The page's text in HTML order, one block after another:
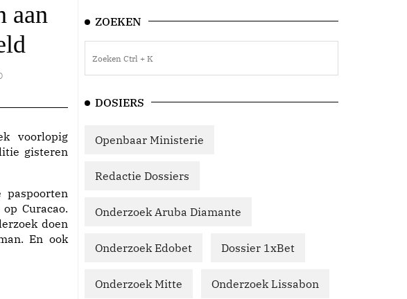
aan
voorlopig
gisteren
Curacao.
doen
En ook
ZOEKEN
DOSIERS
Openbaar Ministerie
Redactie Dossiers
Onderzoek Aruba Diamante
Onderzoek Edobet Dossier 1xBet
Onderzoek Mitte Onderzoek Lissabon